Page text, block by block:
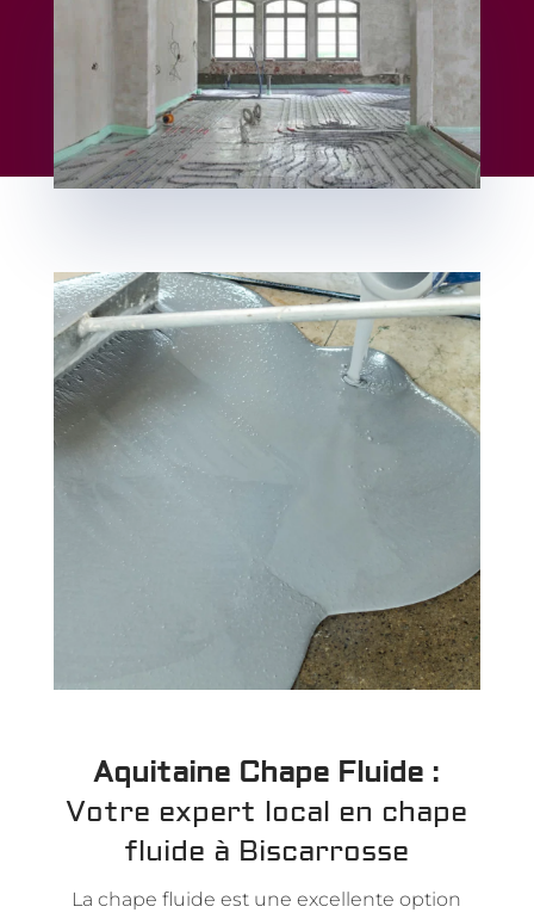
Aquitaine Chape Fluide :
Votre expert local en chape
fluide à Biscarrosse
La chape fluide est une excellente option